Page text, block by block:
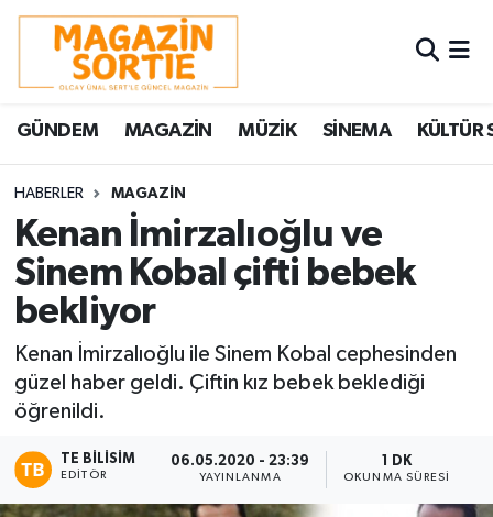
GÜNDEM MAGAZİN MÜZİK SİNEMA KÜLTÜR
HABERLER MAGAZİN
Kenan İmirzalıoğlu ve
Sinem Kobal çifti bebek
bekliyor
Kenan İmirzalıoğlu ile Sinem Kobal cephesinden
güzel haber geldi. Çiftin kız bebek beklediği
öğrenildi.
TE BILISIM
EDITÖR
06.05.2020 - 23:39
YAYINLANMA
1 DK
OKUNMA SÜRESI
Nöbetçi Eczaneler
Hava Durumu
Trafik Durumu
Süper Lig Puan Durumu ve Fikstür
Tüm Manşetler
Son Dakika Haberleri
Haber Arşivi